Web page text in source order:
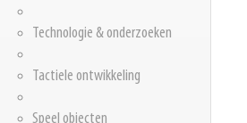
Technologie & onderzoeken
Tactiele ontwikkeling
Speel objecten